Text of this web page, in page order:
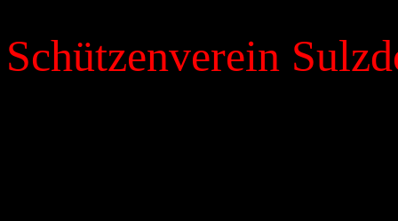
Schützenverein